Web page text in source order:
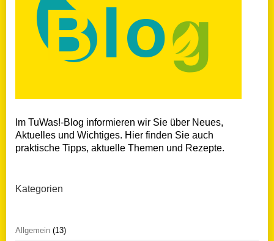
Im TuWas!-Blog informieren wir Sie über Neues,
Aktuelles und Wichtiges. Hier finden Sie auch
praktische Tipps, aktuelle Themen und Rezepte.
Kategorien
Allgemein (13)